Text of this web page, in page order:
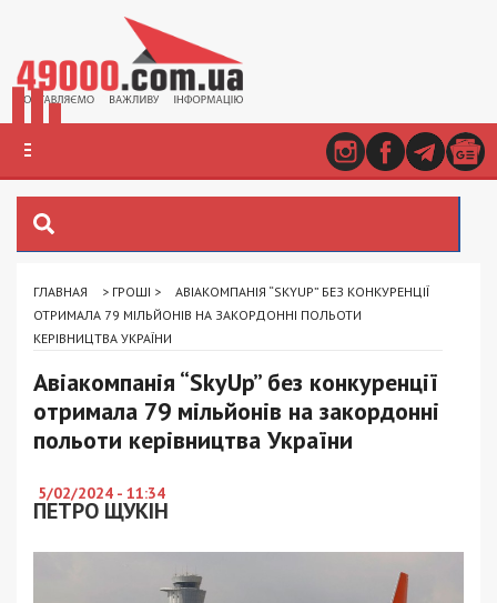
ГЛАВНАЯ > ГРОШІ >
АВІАКОМПАНІЯ “SKYUP” БЕЗ КОНКУРЕНЦІЇ
ОТРИМАЛА 79 МІЛЬЙОНІВ НА ЗАКОРДОННІ ПОЛЬОТИ
КЕРІВНИЦТВА УКРАЇНИ
Авіакомпанія “SkyUp” без конкуренції
отримала 79 мільйонів на закордонні
польоти керівництва України
5/02/2024 - 11:34
ПЕТРО ЩУКІН